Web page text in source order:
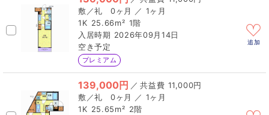
0ヶ月 ／ 1ヶ月
1K 25.66m² 1階
2026年09月14日
空き予定
プレミアム
追加
139,000円 ／
11,000円
0ヶ月 ／ 1ヶ月
1K 25.65m² 2階